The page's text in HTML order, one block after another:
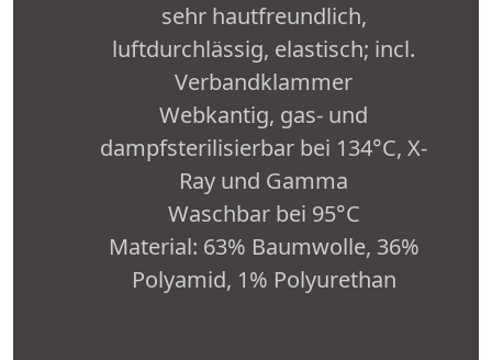
sehr hautfreundlich,
luftdurchlässig, elastisch; incl.
Verbandklammer
Webkantig, gas- und
dampfsterilisierbar bei 134°C, X-
Ray und Gamma
Waschbar bei 95°C
Material: 63% Baumwolle, 36%
Polyamid, 1% Polyurethan